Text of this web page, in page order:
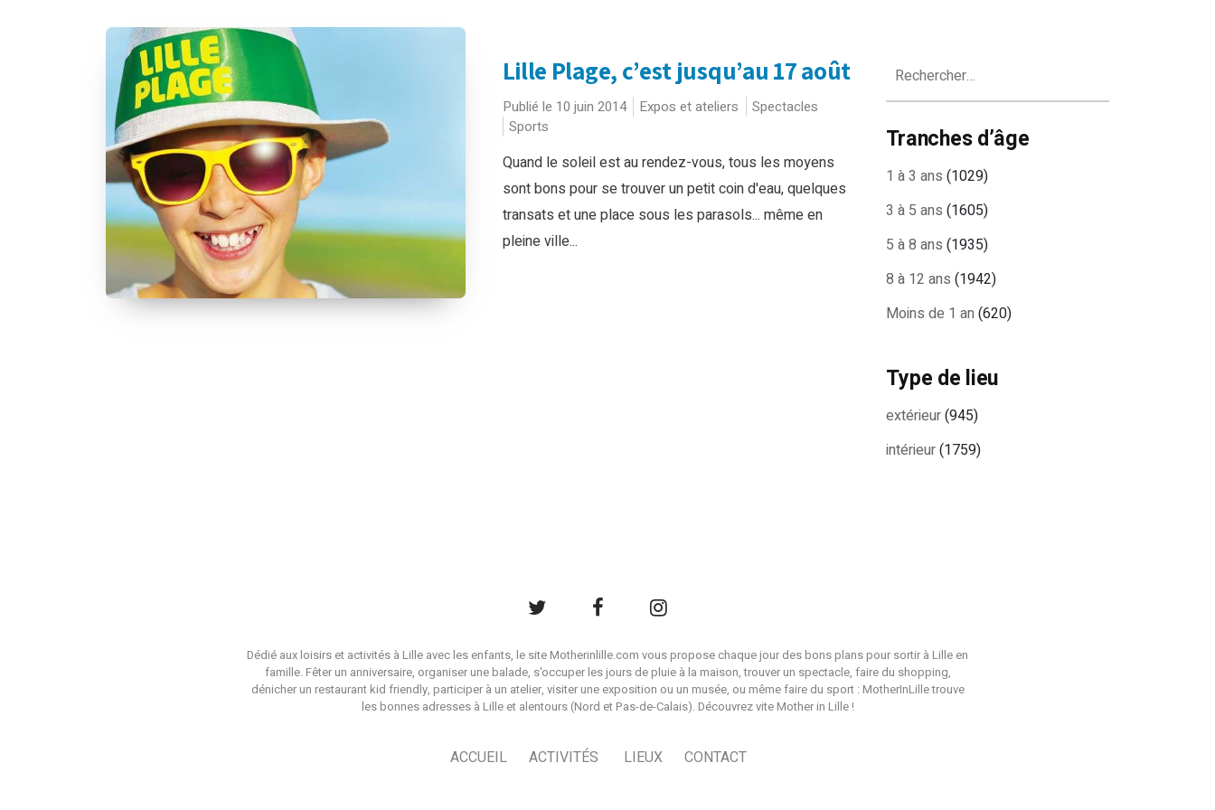
Lille Plage, c’est jusqu’au 17 août
Publié le 10 juin 2014 Expos et ateliers
Spectacles
Sports
Quand le soleil est au rendez-vous, tous les moyens
sont bons pour se trouver un petit coin d'eau, quelques
transats et une place sous les parasols... même en
pleine ville...
Tranches d’âge
1 à 3 ans (1029)
3 à 5 ans (1605)
5 à 8 ans (1935)
8 à 12 ans (1942)
Moins de 1 an (620)
Type de lieu
extérieur(945)
intérieur(1759)
Dédié aux loisirs et activités à Lille avec les enfants, le site Motherinlille.com vous propose chaque jour des bons plans pour sortir à Lille en
famille. Fêter un anniversaire, organiser une balade, s'occuper les jours de pluie à la maison, trouver un spectacle, faire du shopping,
dénicher un restaurant kid friendly, participer à un atelier, visiter une exposition ou un musée, ou même faire du sport : MotherInLille trouve
les bonnes adresses à Lille et alentours (Nord et Pas-de-Calais). Découvrez vite Mother in Lille !
ACCUEIL ACTIVITÉS LIEUX CONTACT